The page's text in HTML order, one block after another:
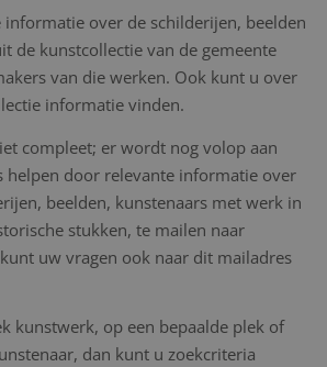
informatie over de schilderijen, beelden
de kunstcollectie van de gemeente
van die werken. Ook kunt u over
informatie vinden.
compleet; er wordt nog volop aan
helpen door relevante informatie over
beelden, kunstenaars met werk in
stukken, te mailen naar
uw vragen ook naar dit mailadres
kunstwerk, op een bepaalde plek of
dan kunt u zoekcriteria